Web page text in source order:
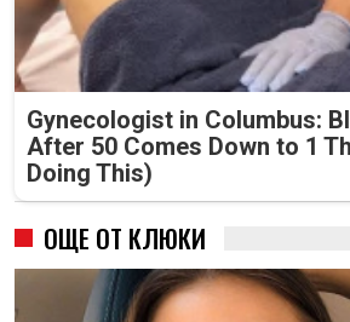
Gynecologist in Columbus:
After 50 Comes Down to 1
Doing This)
ОЩЕ ОТ КЛЮКИ